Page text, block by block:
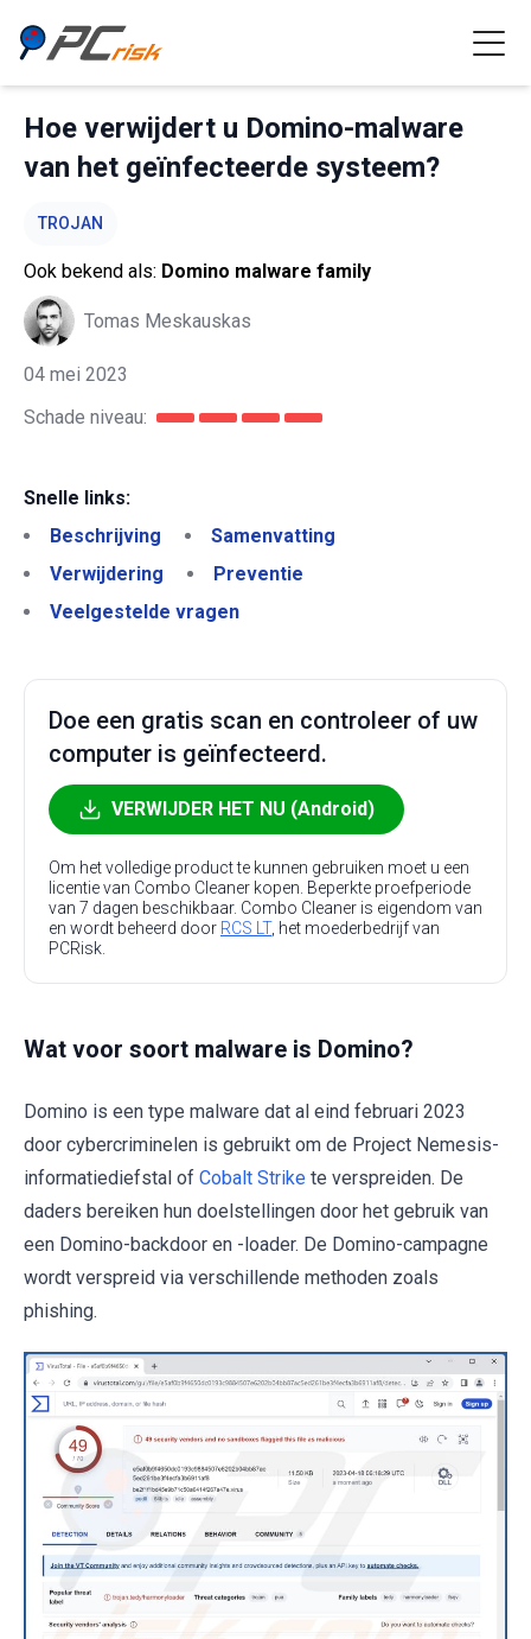
Hoe verwijdert u Domino-malware
van het geïnfecteerde systeem?
TROJAN
Ook bekend als: Domino malware family
Tomas Meskauskas
04 mei 2023
Schade niveau:
Snelle links:
Beschrijving
Samenvatting
Verwijdering
Preventie
Veelgestelde vragen
Doe een gratis scan en controleer of uw
computer is geïnfecteerd.
VERWIJDER HET NU (Android)
Om het volledige product te kunnen gebruiken moet u een
licentie van Combo Cleaner kopen. Beperkte proefperiode
van 7 dagen beschikbaar. Combo Cleaner is eigendom van
en wordt beheerd door RCS LT, het moederbedrijf van
PCRisk.
Wat voor soort malware is Domino?
Domino is een type malware dat al eind februari 2023
door cybercriminelen is gebruikt om de Project Nemesis-
informatiediefstal of Cobalt Strike te verspreiden. De
daders bereiken hun doelstellingen door het gebruik van
een Domino-backdoor en -loader. De Domino-campagne
wordt verspreid via verschillende methoden zoals
phishing.